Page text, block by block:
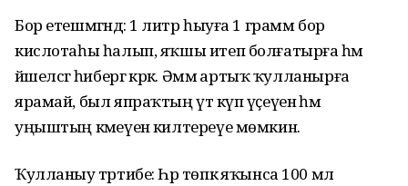
Бор етешмәгәндә: 1 литр һыуға 1 грамм бор
кислотаһы һалып, яҡшы итеп болғатырға һәм
йәшелсәгә һибергә кәрәк. Әммә артыҡ ҡулланырға
ярамай, был япраҡтың үтә күп үҫеүенә һәм
уңыштың кәмеүенә килтереүе мөмкин.
Ҡулланыу тәртибе:Һәр төпкә яҡынса 100 мл